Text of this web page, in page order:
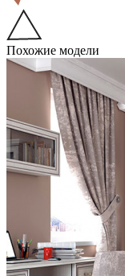
Похожие модели